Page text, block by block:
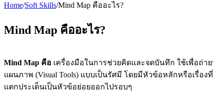
Home/Soft Skills/Mind Map คืออะไร?
Mind Map คืออะไร?
Mind Map คือ เครื่องมือในการช่วยคิดและจดบันทึก ใช้เพื่อถ่า
แผนภาพ (Visual Tools) แบบเป็นรัศมี โดยมีหัวข้อหลักหรือเรื่อง
แตกประเด็นเป็นหัวข้อย่อยออกไปรอบๆ